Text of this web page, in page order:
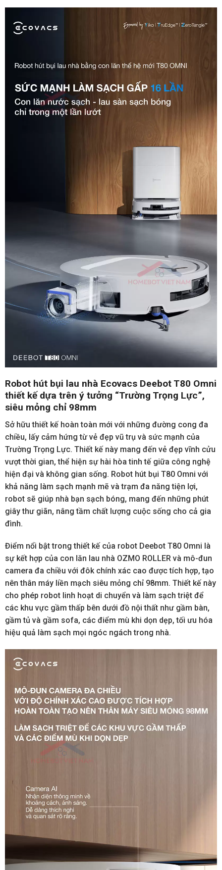
Robot hút bụi lau nhà Ecovacs Deebot T80 Omni
thiết kế dựa trên ý tưởng “Trường Trọng Lực”,
siêu mỏng chỉ 98mm
Sở hữu thiết kế hoàn toàn mới với những đường cong đa
chiều, lấy cảm hứng từ vẻ đẹp vũ trụ và sức mạnh của
Trường Trọng Lực. Thiết kế này mang đến vẻ đẹp vĩnh cửu
vượt thời gian, thể hiện sự hài hòa tinh tế giữa công nghệ
hiện đại và không gian sống. Robot hút bụi T80 Omni với
khả năng làm sạch mạnh mẽ và trạm đa năng tiện lợi,
robot sẽ giúp nhà bạn sạch bóng, mang đến những phút
giây thư giãn, nâng tầm chất lượng cuộc sống cho cả gia
đình.
Điểm nổi bật trong thiết kế của robot Deebot T80 Omni là
sự kết hợp của con lăn lau nhà OZMO ROLLER và mô-đun
camera đa chiều với đôk chính xác cao được tích hợp, tạo
nên thân máy liền mạch siêu mỏng chỉ 98mm. Thiết kế này
cho phép robot linh hoạt di chuyển và làm sạch triệt để
các khu vực gầm thấp bên dưới đồ nội thất như gầm bàn,
gầm tủ và gầm sofa, các điểm mù khi dọn dẹp, tối ưu hóa
hiệu quả làm sạch mọi ngóc ngách trong nhà.